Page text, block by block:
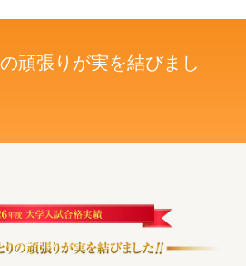
頑張りが実を結びまし